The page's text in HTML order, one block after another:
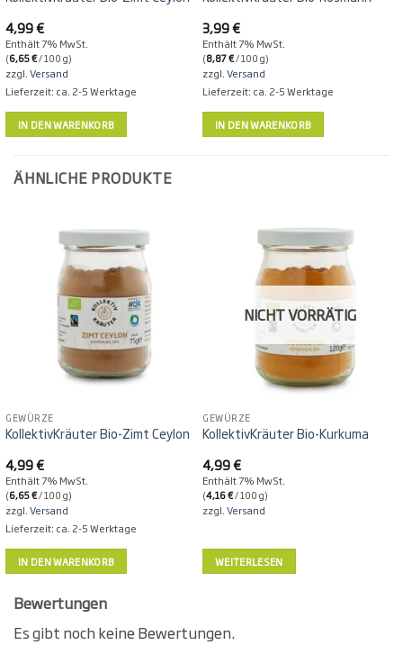
4,99€
Enthält 7% MwSt.
(6,65€/ 100 g)
zzgl.Versand
Lieferzeit: ca. 2-5 Werktage
IN DEN WARENKORB
3,99€
Enthält 7% MwSt.
(8,87€/ 100 g)
zzgl.Versand
Lieferzeit: ca. 2-5 Werktage
IN DEN WARENKORB
ÄHNLICHE PRODUKTE
GEWÜRZE
KollektivKräuter Bio-Zimt Ceylon
4,99€
Enthält 7% MwSt.
(6,65€/ 100 g)
zzgl.Versand
Lieferzeit: ca. 2-5 Werktage
IN DEN WARENKORB
NICHT VORRÄTIG
GEWÜRZE
KollektivKräuter Bio-Kurkuma
4,99€
Enthält 7% MwSt.
(4,16€/ 100 g)
zzgl.Versand
WEITERLESEN
Bewertungen
Es gibt noch keine Bewertungen.